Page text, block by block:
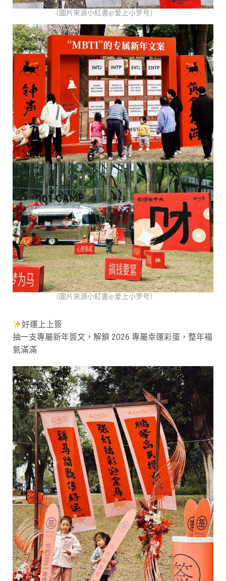
（圖片來源小紅書@爱上小罗号）
（圖片來源小紅書@爱上小罗号）
好運上上簽
抽一支專屬新年簽文，解鎖 2026 專屬幸運彩蛋，整年福
氣滿滿